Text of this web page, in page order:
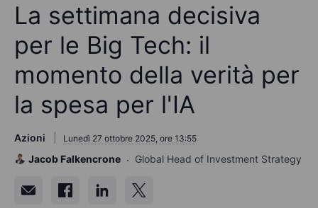
La settimana decisiva
per le Big Tech: il
momento della verità per
la spesa per l'IA
Azioni Lunedì 27 ottobre 2025, ore 13:55
Jacob Falkencrone Global Head of Investment Strategy